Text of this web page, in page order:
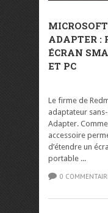
ADAPTER :
ÉCRAN
ET PC
Le firme de
adaptateur
Adapter.
accessoire
d’étendre un
portable ...
0